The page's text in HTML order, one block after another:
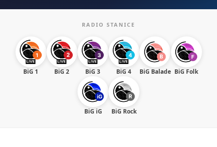
RADIO STANICE
BiG 1 BiG 2 BiG 3 BiG 4 BiG Balade BiG Folk
BiG iG BiG Rock